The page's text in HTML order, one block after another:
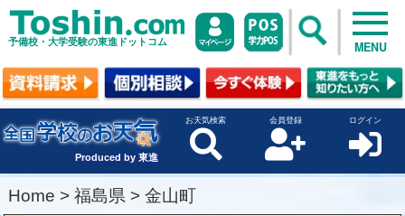
予備校・大学受験の東進ドットコム MENU
Produced by 東進
お天気検索 会員登録 ログイン
Home > 福島県 > 金山町